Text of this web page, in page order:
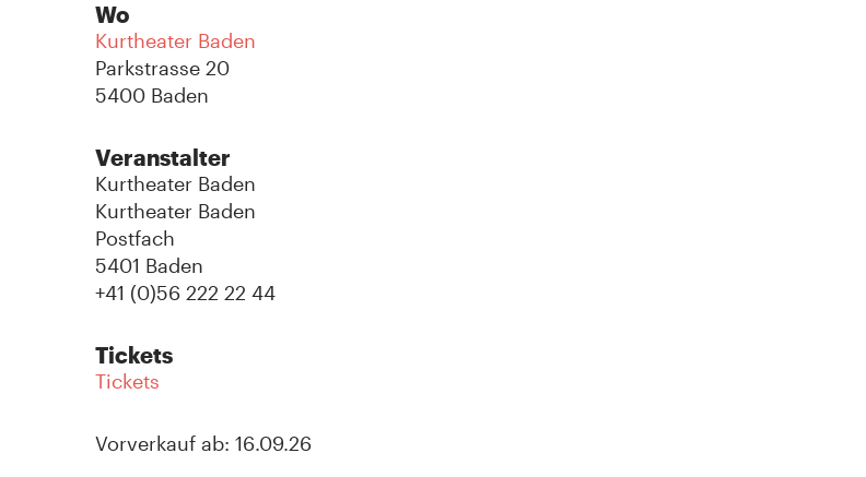
Wo
Kurtheater Baden
Parkstrasse 20
5400 Baden
Veranstalter
Kurtheater Baden
Kurtheater Baden
Postfach
5401 Baden
+41 (0)56 222 22 44
Tickets
Tickets
Vorverkauf ab: 16.09.26